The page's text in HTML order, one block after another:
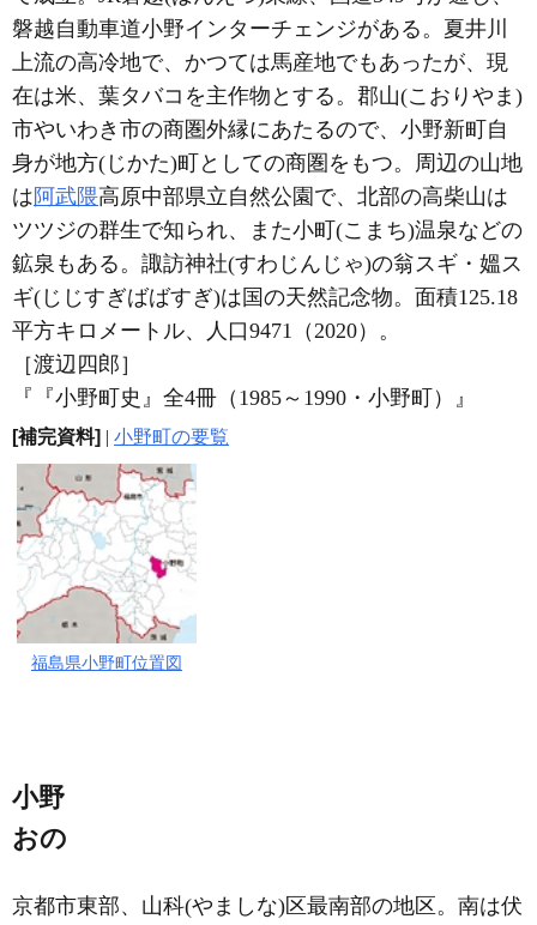
磐越自動車道小野インターチェンジがある。夏井川
上流の高冷地で、かつては馬産地でもあったが、現
在は米、葉タバコを主作物とする。郡山(こおりやま)
市やいわき市の商圏外縁にあたるので、小野新町自
身が地方(じかた)町としての商圏をもつ。周辺の山地
は阿武隈高原中部県立自然公園で、北部の高柴山は
ツツジの群生で知られ、また小町(こまち)温泉などの
鉱泉もある。諏訪神社(すわじんじゃ)の翁スギ・媼ス
ギ(じじすぎばばすぎ)は国の天然記念物。面積125.18
平方キロメートル、人口9471（2020）。
［渡辺四郎］
『『小野町史』全4冊（1985～1990・小野町）』
[補完資料] | 小野町の要覧
福島県小野町位置図
小野
おの
京都市東部、山科(やましな)区最南部の地区。南は伏